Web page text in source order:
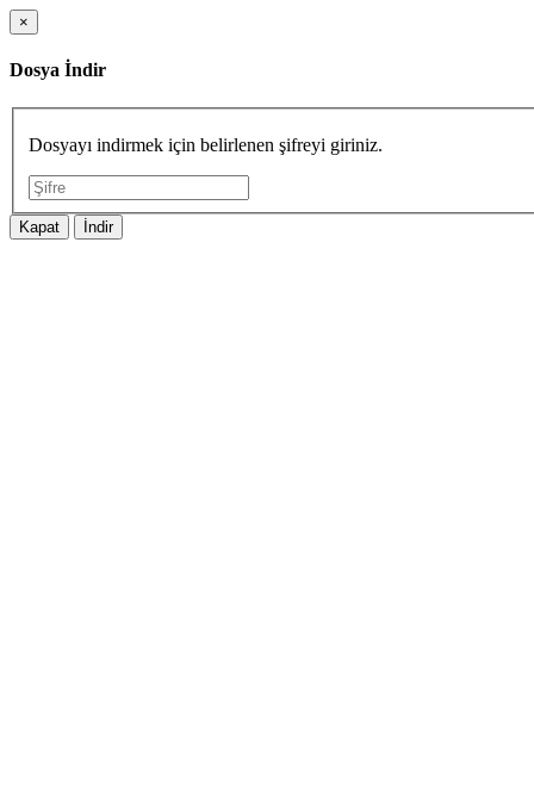
×
Dosya İndir
Dosyayı indirmek için belirlenen şifreyi giriniz.
Kapat İndir